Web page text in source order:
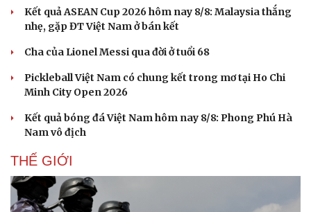
Văn hóa
Sân khấu - Điện ảnh
Văn học
Di sản
Giải trí
Thời trang
Kết quả ASEAN Cup 2026 hôm nay 8/8: Malaysia thắng
nhẹ, gặp ĐT Việt Nam ở bán kết
Cha của Lionel Messi qua đời ở tuổi 68
Pickleball Việt Nam có chung kết trong mơ tại Ho Chi
Minh City Open 2026
Kết quả bóng đá Việt Nam hôm nay 8/8: Phong Phú Hà
Nam vô địch
THẾ GIỚI